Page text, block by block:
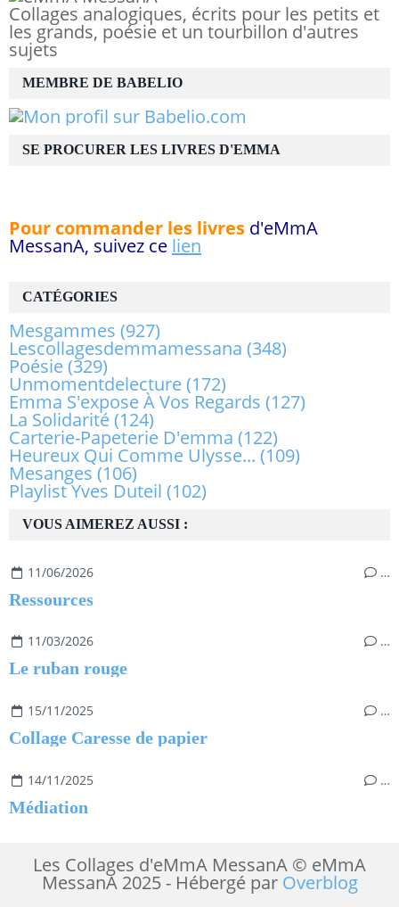
Collages analogiques, écrits pour les petits et
les grands, poésie et un tourbillon d'autres
sujets
VOUS AIMEREZ AUSSI :
11/06/2026 …
Ressources
11/03/2026 …
Le ruban rouge
15/11/2025 …
Collage Caresse de papier
14/11/2025 …
Médiation
CATÉGORIES
Mesgammes (927)
Lescollagesdemmamessana (348)
Poésie(329)
Unmomentdelecture(172)
Emma S'expose À Vos Regards (127)
La Solidarité(124)
Carterie-Papeterie D'emma (122)
Heureux Qui Comme Ulysse... (109)
Mesanges (106)
Playlist Yves Duteil (102)
MEMBRE DE BABELIO
SE PROCURER LES LIVRES D'EMMA
Pour commander les livres d'eMmA
MessanA, suivez ce lien
Les Collages d'eMmA MessanA © eMmA
MessanA 2025 - Hébergé par Overblog